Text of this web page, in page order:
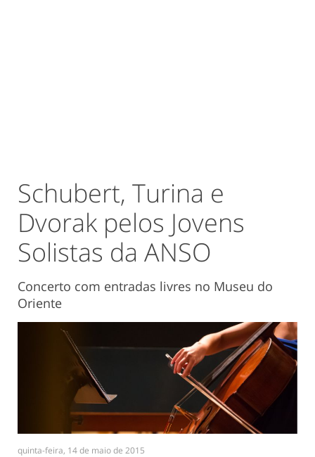
Schubert, Turina e
Dvorak pelos Jovens
Solistas da ANSO
Concerto com entradas livres no Museu do
Oriente
quinta-feira, 14 de maio de 2015